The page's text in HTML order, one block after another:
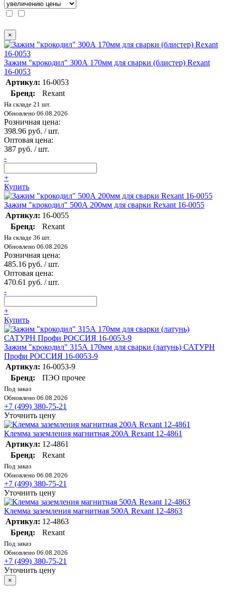
×
Зажим "крокодил" 300А 170мм для сварки (блистер) Rexant
16-0053
Артикул: 16-0053
Бренд:
Rexant
На складе 21 шт.
Обновлено 06.08.2026
Розничная цена:
398.96 руб. / шт.
Оптовая цена:
387 руб. / шт.
-
+
Купить
Зажим "крокодил" 500А 200мм для сварки Rexant 16-0055
Артикул: 16-0055
Бренд:
Rexant
На складе 36 шт.
Обновлено 06.08.2026
Розничная цена:
485.16 руб. / шт.
Оптовая цена:
470.61 руб. / шт.
-
+
Купить
Зажим "крокодил" 315А 170мм для сварки (латунь) САТУРН
Профи РОССИЯ 16-0053-9
Артикул: 16-0053-9
Бренд:
ПЭО прочее
Под заказ
Обновлено 06.08.2026
+7 (499) 380-75-21
Уточнить цену
Клемма заземления магнитная 200А Rexant 12-4861
Артикул: 12-4861
Бренд:
Rexant
Под заказ
Обновлено 06.08.2026
+7 (499) 380-75-21
Уточнить цену
Клемма заземления магнитная 500А Rexant 12-4863
Артикул: 12-4863
Бренд:
Rexant
Под заказ
Обновлено 06.08.2026
+7 (499) 380-75-21
Уточнить цену
×